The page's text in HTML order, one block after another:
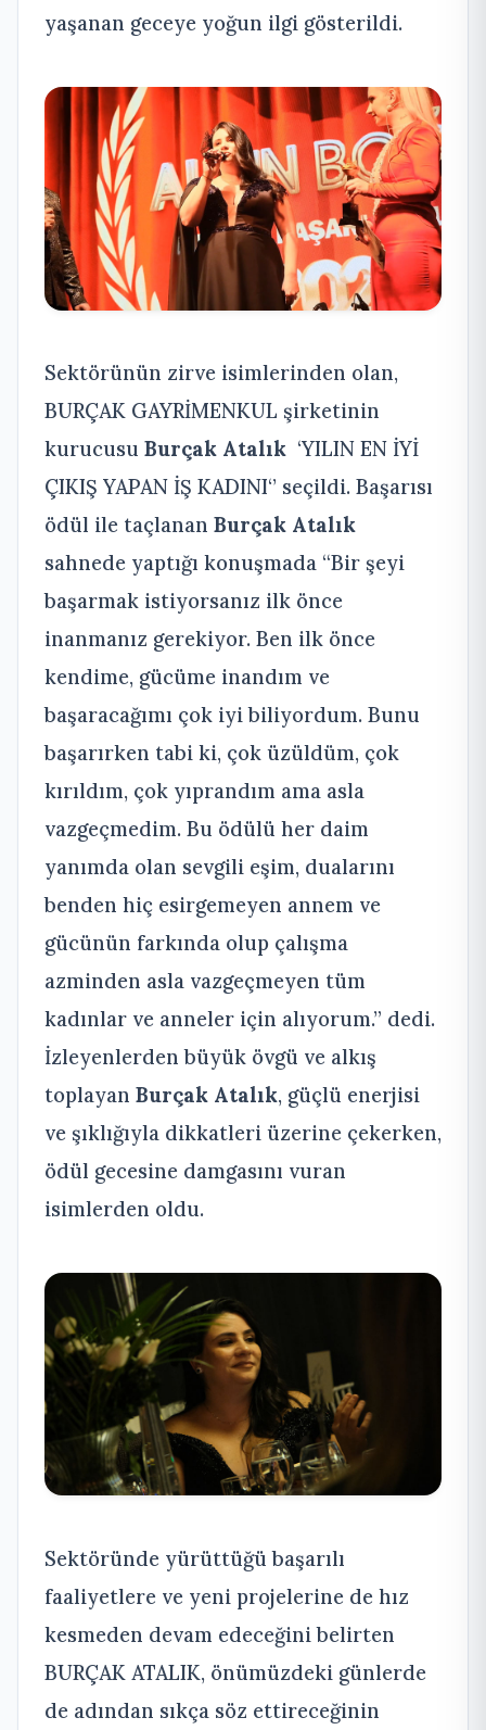
yaşanan geceye yoğun ilgi gösterildi.
Sektörünün zirve isimlerinden olan,
BURÇAK GAYRİMENKUL şirketinin
kurucusu Burçak Atalık ‘YILIN EN İYİ
ÇIKIŞ YAPAN İŞ KADINI‘’ seçildi. Başarısı
ödül ile taçlanan Burçak Atalık
sahnede yaptığı konuşmada “Bir şeyi
başarmak istiyorsanız ilk önce
inanmanız gerekiyor. Ben ilk önce
kendime, gücüme inandım ve
başaracağımı çok iyi biliyordum. Bunu
başarırken tabi ki, çok üzüldüm, çok
kırıldım, çok yıprandım ama asla
vazgeçmedim. Bu ödülü her daim
yanımda olan sevgili eşim, dualarını
benden hiç esirgemeyen annem ve
gücünün farkında olup çalışma
azminden asla vazgeçmeyen tüm
kadınlar ve anneler için alıyorum.” dedi.
İzleyenlerden büyük övgü ve alkış
toplayan Burçak Atalık, güçlü enerjisi
ve şıklığıyla dikkatleri üzerine çekerken,
ödül gecesine damgasını vuran
isimlerden oldu.
Sektöründe yürüttüğü başarılı
faaliyetlere ve yeni projelerine de hız
kesmeden devam edeceğini belirten
BURÇAK ATALIK, önümüzdeki günlerde
de adından sıkça söz ettireceğinin